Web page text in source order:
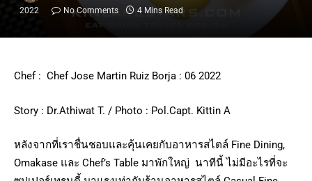
2022
No Comments 4 Mins Read
Chef : Chef Jose Martin Ruiz Borja : 06 2022
Story : Dr.Athiwat T. / Photo : Pol.Capt. Kittin A
หลังจากที่เราชื่นชอบและคุ้นเคยกับอาหารสไตล์ Fine Dining,
Omakase และ Chef’s Table มาพักใหญ่ นาทีนี้ ไม่มีอะไรที่จะ